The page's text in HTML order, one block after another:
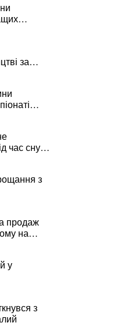
за
доріг
час сну
з
продаж
на
у
з